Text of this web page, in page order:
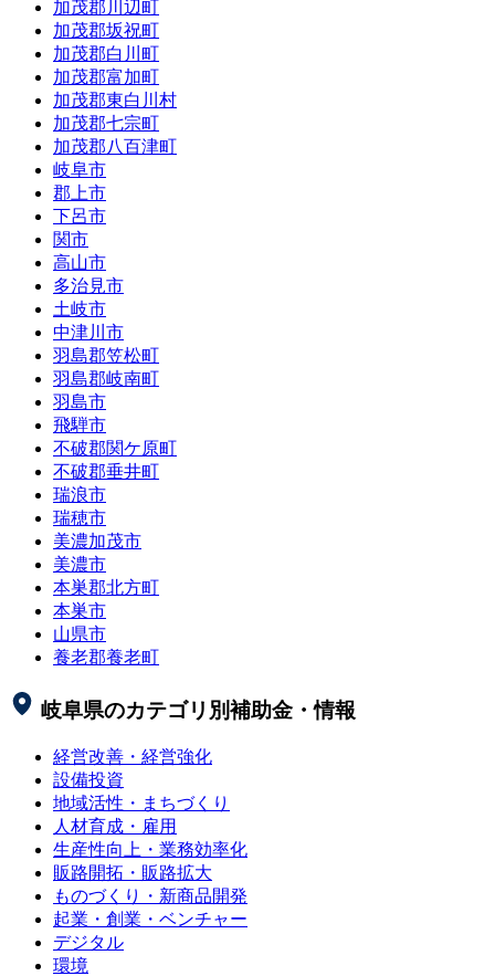
加茂郡川辺町
加茂郡坂祝町
加茂郡白川町
加茂郡富加町
加茂郡東白川村
加茂郡七宗町
加茂郡八百津町
岐阜市
郡上市
下呂市
関市
高山市
多治見市
土岐市
中津川市
羽島郡笠松町
羽島郡岐南町
羽島市
飛騨市
不破郡関ケ原町
不破郡垂井町
瑞浪市
瑞穂市
美濃加茂市
美濃市
本巣郡北方町
本巣市
山県市
養老郡養老町
岐阜県のカテゴリ別補助金・情報
経営改善・経営強化
設備投資
地域活性・まちづくり
人材育成・雇用
生産性向上・業務効率化
販路開拓・販路拡大
ものづくり・新商品開発
起業・創業・ベンチャー
デジタル
環境